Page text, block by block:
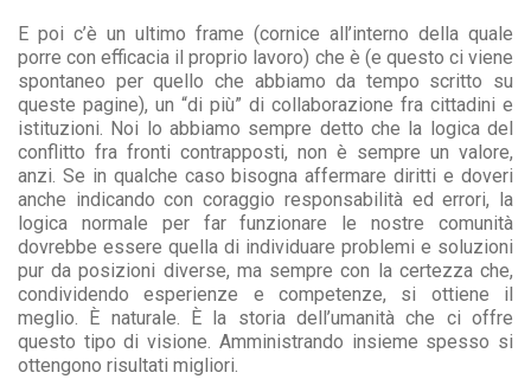
E poi c’è un ultimo frame (cornice all’interno della quale
porre con efficacia il proprio lavoro) che è (e questo ci viene
spontaneo per quello che abbiamo da tempo scritto su
queste pagine), un “di più” di collaborazione fra cittadini e
istituzioni. Noi lo abbiamo sempre detto che la logica del
conflitto fra fronti contrapposti, non è sempre un valore,
anzi. Se in qualche caso bisogna affermare diritti e doveri
anche indicando con coraggio responsabilità ed errori, la
logica normale per far funzionare le nostre comunità
dovrebbe essere quella di individuare problemi e soluzioni
pur da posizioni diverse, ma sempre con la certezza che,
condividendo esperienze e competenze, si ottiene il
meglio. È naturale. È la storia dell’umanità che ci offre
questo tipo di visione. Amministrando insieme spesso si
ottengono risultati migliori.